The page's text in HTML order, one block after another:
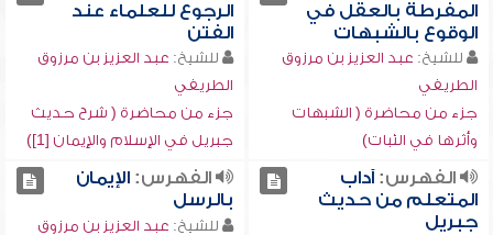
المفرطة بالعقل في
الوقوع بالشبهات
للشيخ: عبد العزيز بن مرزوق
الطريفي
جزء من محاضرة ( الشبهات
وأثرها في الثبات)
الرجوع للعلماء عند
الفتن
للشيخ: عبد العزيز بن مرزوق
الطريفي
جزء من محاضرة ( شرح حديث
جبريل في الإسلام والإيمان [1])
الفهرس:آداب
المتعلم من حديث
جبريل
الفهرس:الإيمان
بالرسل
للشيخ: عبد العزيز بن مرزوق